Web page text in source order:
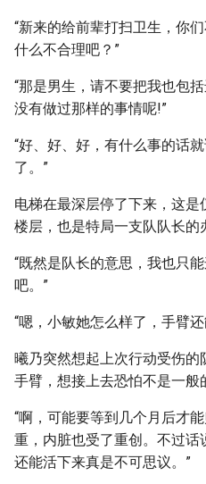
“新来的给前辈打扫卫生，你
什么不合理吧？”
“那是男生，请不要把我也包
没有做过那样的事情呢!”
“好、好、好，有什么事的话
了。”
电梯在最深层停了下来，这
楼层，也是特局一支队队长的
“既然是队长的意思，我也只
吧。”
“嗯，小敏她怎么样了，手臂
曦乃突然想起上次行动受伤
手臂，想接上去恐怕不是一般
“啊，可能要等到几个月后才
重，内脏也受了重创。不过
还能活下来真是不可思议。”